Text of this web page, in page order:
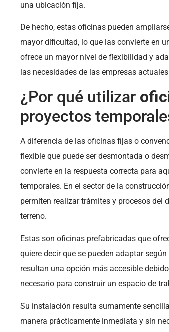
una ubicación fija.
De hecho, estas oficinas pueden
mayor dificultad, lo que las convierte en
ofrece un mayor nivel de flexibilidad y
las necesidades de las empresas
¿Por qué utilizar
proyectos
A diferencia de las oficinas fijas o
flexible que puede ser desmontada o
convierte en la respuesta correcta para
temporales. En el sector de la
permiten realizar trámites y procesos del
terreno.
Estas son oficinas prefabricadas que
quiere decir que se pueden adaptar
resultan una opción más accesible
necesario para construir un espacio de
Su instalación resulta sumamente
manera prácticamente inmediata y sin